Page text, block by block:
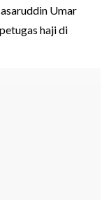
Umar
haji di